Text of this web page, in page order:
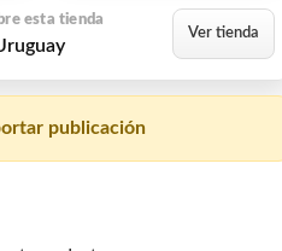
publicación